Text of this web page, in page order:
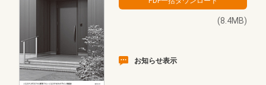
(8.4MB)
お知らせ表示